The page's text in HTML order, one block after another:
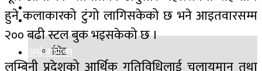
मनोरञ्जन
ईभेंट
अर्थ वाणिज्य
हुने कलाकारको टुंगो लागिसकेको छ भने आइतवारसम्म
२०० बढी स्टल बुक भइसकेको छ ।